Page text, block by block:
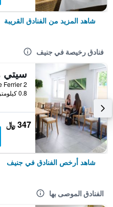
شاهد المزيد من الفنادق القريبة
فنادق رخيصة في جنيف
0.8 كيلومتر عن وسط المدينة
347 ﷼
شاهد أرخص الفنادق في جنيف
الفنادق الموصى بها